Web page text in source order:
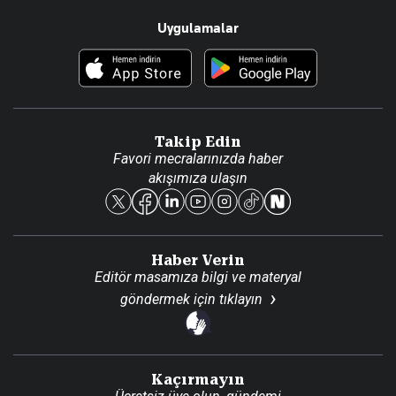
Foto Haber
Künye
Reklam Ver
Uygulamalar
Takip Edin
Favori mecralarınızda haber
akışımıza ulaşın
Haber Verin
Editör masamıza bilgi ve materyal
göndermek için tıklayın
Kaçırmayın